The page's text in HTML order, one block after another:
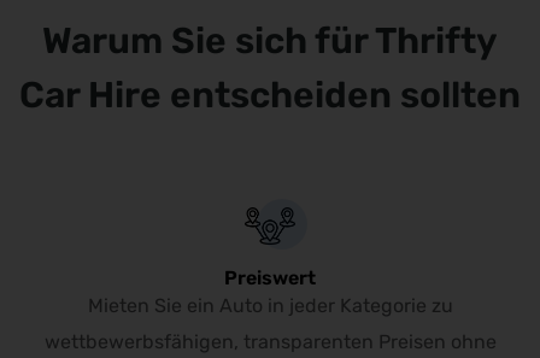
Warum Sie sich für Thrifty
Car Hire entscheiden sollten
Preiswert
Mieten Sie ein Auto in jeder Kategorie zu
wettbewerbsfähigen, transparenten Preisen ohne